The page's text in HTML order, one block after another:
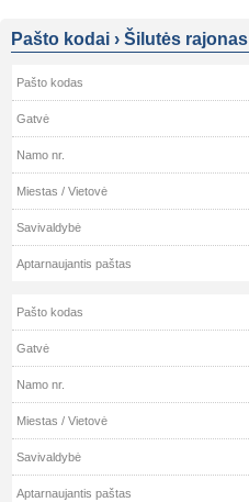
Pašto kodai › Šilutės rajonas